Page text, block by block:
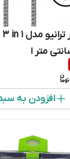
افزودن به